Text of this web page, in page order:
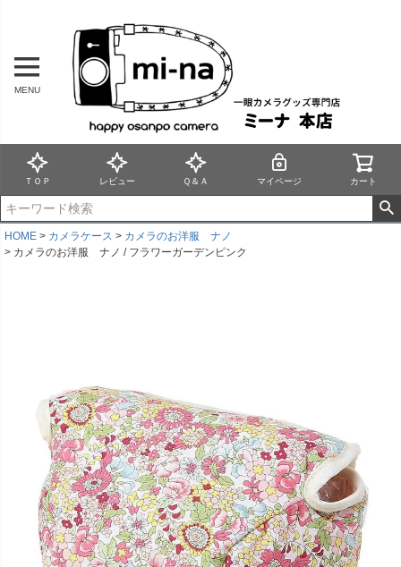
MENU
ＴＯＰ レビュー Ｑ＆Ａ マイページ カート
HOME カメラケース
カメラのお洋服 ナノ
カメラのお洋服 ナノ / フラワーガーデンピンク